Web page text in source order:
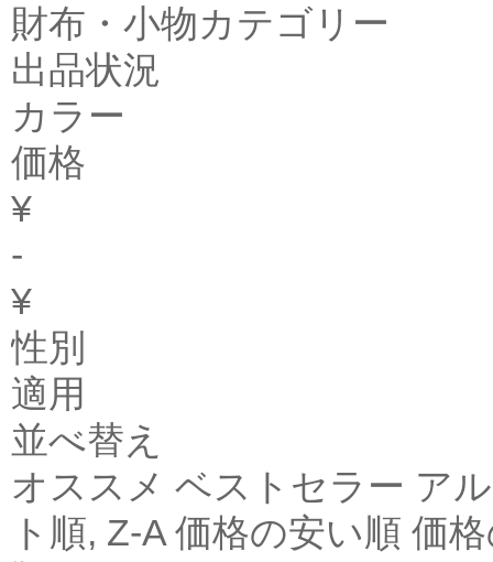
財布・小物カテゴリー
出品状況
カラー
価格
¥
-
¥
性別
適用
並べ替え
オススメ ベストセラー ア
ト順, Z-A 価格の安い順 価